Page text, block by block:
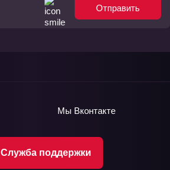
Отправить
Служба поддержки
Мы Вконтакте